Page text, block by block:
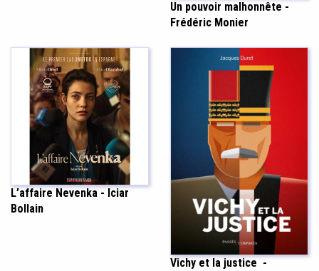
Un pouvoir malhonnête -
Frédéric Monier
L’affaire Nevenka - Iciar
Bollain
Vichy et la justice -